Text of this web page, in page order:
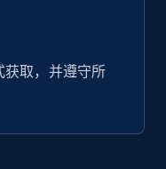
Category,
more.
获取，并遵守所